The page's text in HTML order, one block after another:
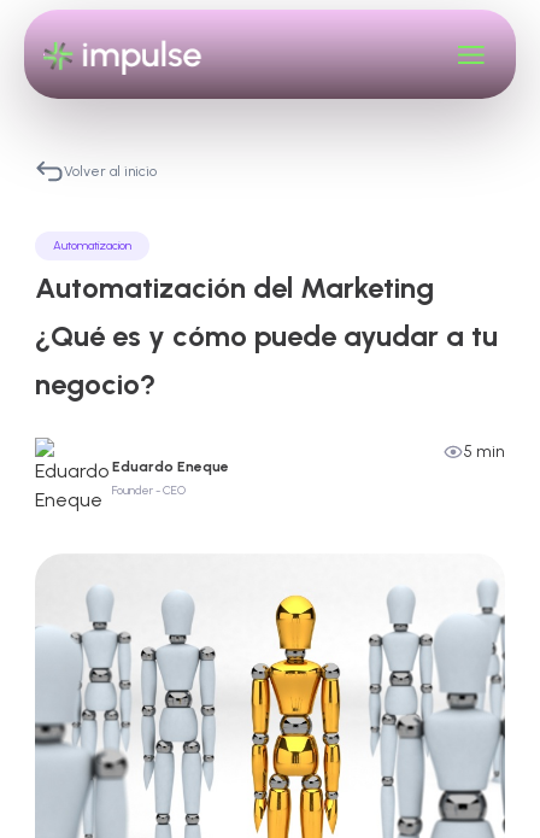
Volver al inicio
Automatizacion
Automatización del Marketing
¿Qué es y cómo puede ayudar a tu
negocio?
Eduardo Eneque
Founder - CEO
5 min